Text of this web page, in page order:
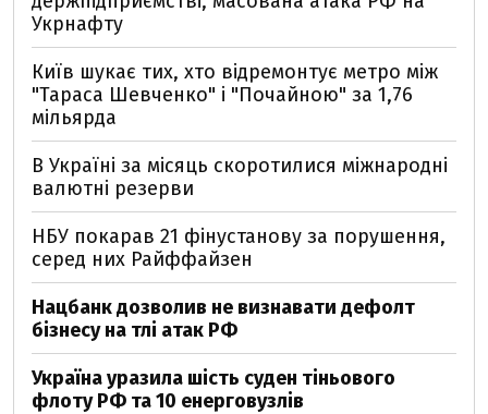
Укрнафту
Київ шукає тих, хто відремонтує метро між
"Тараса Шевченко" і "Почайною" за 1,76
мільярда
В Україні за місяць скоротилися міжнародні
валютні резерви
НБУ покарав 21 фінустанову за порушення,
серед них Райффайзен
Нацбанк дозволив не визнавати дефолт
бізнесу на тлі атак РФ
Україна уразила шість суден тіньового
флоту РФ та 10 енерговузлів